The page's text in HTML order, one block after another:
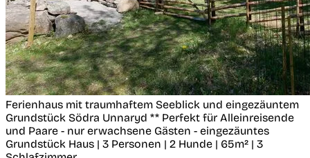
Ferienhaus mit traumhaftem Seeblick und eingezäuntem
Grundstück Södra Unnaryd ** Perfekt für Alleinreisende
und Paare - nur erwachsene Gästen - eingezäuntes
Grundstück Haus | 3 Personen | 2 Hunde | 65m² | 3